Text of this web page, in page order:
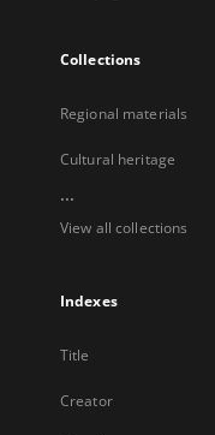
Collections
Regional materials
Cultural heritage
...
View all collections
Indexes
Title
Creator